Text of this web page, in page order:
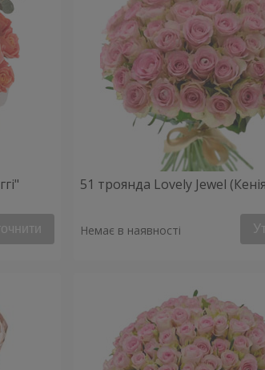
51 троянда Lovely Jewel
Немає в наявності